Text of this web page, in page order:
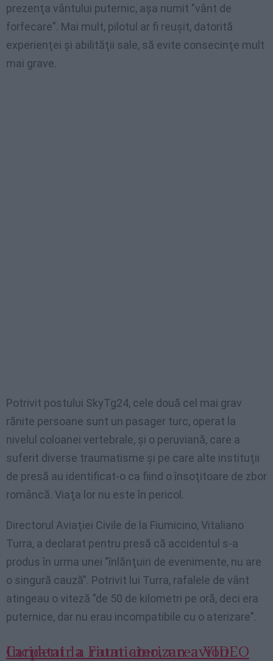
prezenţa vântului puternic, aşa numit "vânt de
forfecare". Mai mult, pilotul ar fi reuşit, datorită
experienţei şi abilităţii sale, să evite consecinţe mult
mai grave.
Potrivit postului SkyTg24, cele două cel mai grav
rănite persoane sunt un pasager turc, operat la
nivelul coloanei vertebrale, şi o peruviană, care a
suferit diverse traumatisme şi pe care alte instituţii
de presă au identificat-o ca fiind o însoţitoare de zbor
româncă. Viaţa lor nu este în pericol .
Directorul Aviaţiei Civile de la Fiumicino, Vitaliano
Turra, a declarat pentru presă că accidentul s-a
produs în urma unei "înlănţuiri de evenimente, nu are
o singură cauză". Potrivit lui Turra, rafalele de vânt
atingeau o viteză "de 50 de kilometri pe oră, deci era
puternice, dar nu erau incompatibile cu o aterizare".
Incident la Fiumicino, un avion Carpatair a ratat aterizarea VIDEO